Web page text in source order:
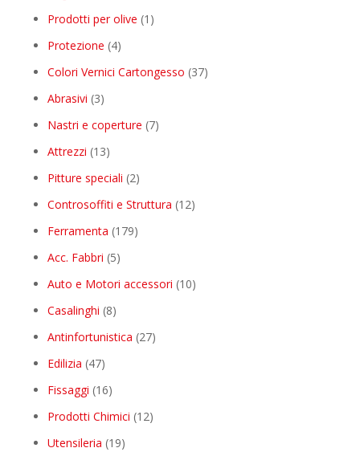
products
Prodotti per olive 1 1
Protezione 44
products
Colori Vernici Cartongesso 3737
Abrasivi 33
products
Nastri e coperture 77
Attrezzi 1313
products
Pitture speciali 22
products
Controsoffiti e Struttura 1212
Ferramenta 179179
Acc. Fabbri 55
products
Auto e Motori accessori 1010
Casalinghi 88
products
Antinfortunistica 2727
Edilizia 4747
products
Fissaggi 1616
products
Prodotti Chimici 1212
Utensileria 1919